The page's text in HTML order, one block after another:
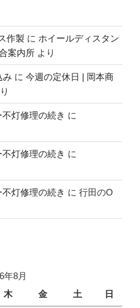
作製 に ホイールディスタン
案内所 より
み に 今週の定休日 | 岡本商
灯修理の続き に
灯修理の続き に
灯修理の続き に 行田のO
年8月
木 金 土 日